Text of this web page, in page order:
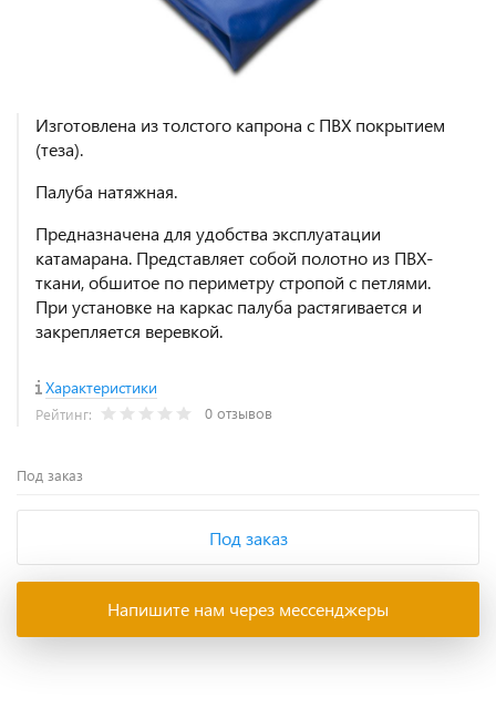
Изготовлена из толстого капрона с ПВХ покрытием
(теза).
Палуба натяжная.
Предназначена для удобства эксплуатации
катамарана. Представляет собой полотно из ПВХ-
ткани, обшитое по периметру стропой с петлями.
При установке на каркас палуба растягивается и
закрепляется веревкой.
Характеристики
Рейтинг: 0 отзывов
Под заказ
Под заказ
Напишите нам через мессенджеры